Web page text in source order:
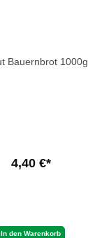
Schaut Bauernbrot 1000g
4,40 €*
In den Warenkorb